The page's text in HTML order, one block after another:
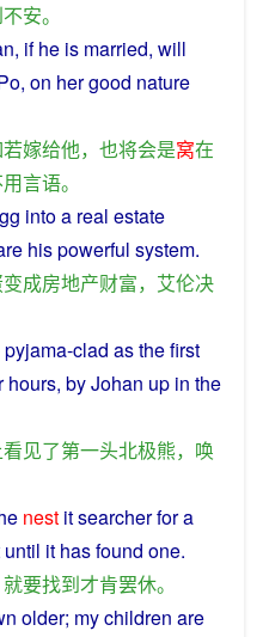
不安。
, if he is married, will
on hergood nature
嫁给他， 也将会是窝在
言语。
intoa real estate
hispowerful system.
变成房地产财富， 艾伦决
pyjama-clad as thefirst
hours, by Johan up in the
看见了第一头北极熊， 唤
nest itsearcherfora
until it hasfound one.
就要找到才肯罢休。
older; mychildren are